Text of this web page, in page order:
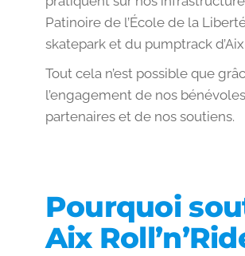
Patinoire de l’École de la
skatepark et du pumptrack
Tout cela n’est possible que
l’engagement de nos
partenaires et de nos soutiens.
Pourquoi
Aix